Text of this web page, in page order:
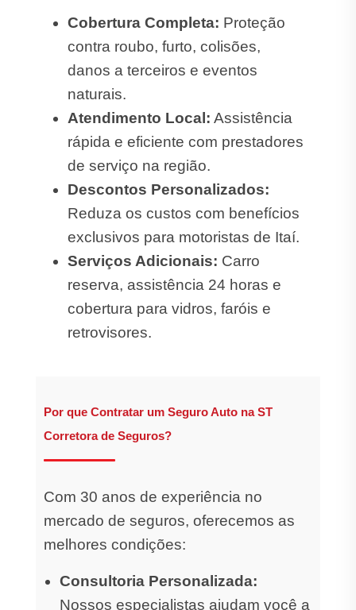
Cobertura Completa: Proteção
contra roubo, furto, colisões,
danos a terceiros e eventos
naturais.
Atendimento Local: Assistência
rápida e eficiente com prestadores
de serviço na região.
Descontos Personalizados:
Reduza os custos com benefícios
exclusivos para motoristas de Itaí.
Serviços Adicionais: Carro
reserva, assistência 24 horas e
cobertura para vidros, faróis e
retrovisores.
Por que Contratar um Seguro Auto na ST
Corretora de Seguros?
Com 30 anos de experiência no
mercado de seguros, oferecemos as
melhores condições:
Consultoria Personalizada:
Nossos especialistas ajudam você a